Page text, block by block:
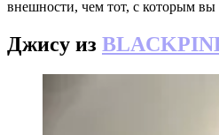
внешности, чем тот, с которым вы
Джису из